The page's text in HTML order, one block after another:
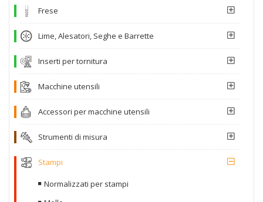
Frese
Lime, Alesatori, Seghe e Barrette
Inserti per tornitura
Macchine utensili
Accessori per macchine utensili
Strumenti di misura
Stampi
Normalizzati per stampi